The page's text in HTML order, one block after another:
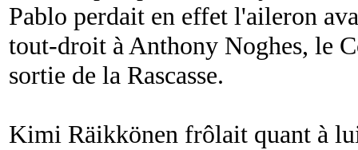
Pablo perdait en effet l'aileron
tout-droit à Anthony Noghes, le
sortie de la Rascasse.
Kimi Räikkönen frôlait quant à